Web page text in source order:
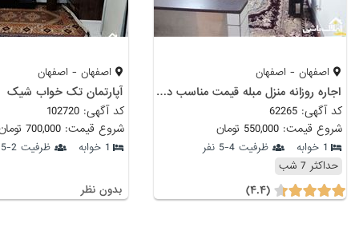
اصفهان - اصفهان
اجاره روزانه منزل مبله قیمت مناسب در اصفهان
کد آگهی: 62265
شروع قیمت: 550,000 تومان
1 خوابه
ظرفیت 4-5 نفر
حداکثر 7 شب
(۴.۴)
اصفهان - اصفهان
آپارتمان تک خواب شیک
کد آگهی: 102720
شروع قیمت: 700,000 تومان
1 خوابه ظرفیت 2-5 نفر
بدون نظر